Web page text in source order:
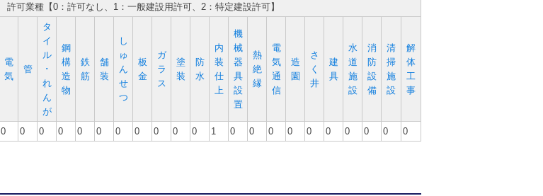
許可業種【0：許可なし、1：一般建設用許可、2：特定建設許可】
電
気
管
タ
イ
ル
･
れ
ん
が
鋼
構
造
物
鉄
筋
舗
装
し
ゅ
ん
せ
つ
板
金
ガ
ラ
ス
塗
装
防
水
内
装
仕
上
機
械
器
具
設
置
熱
絶
縁
電
気
通
信
造
園
さ
く
井
建
具
水
道
施
設
消
防
設
備
清
掃
施
設
解
体
工
事
0 0 0 0 0 0 0 0 0 0 0 1 0 0 0 0 0 0 0 0 0 0